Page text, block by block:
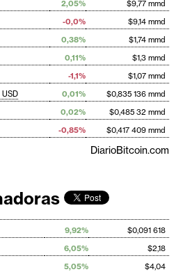
2,05%
$9,77 mmd
-0,0%
$9,14 mmd
0,38%
$1,74 mmd
0,11%
$1,3 mmd
-1,1%
$1,07 mmd
0,01%
$0,835 136 mmd
0,02%
$0,485 32 mmd
-0,85% $0,417 409 mmd
DiarioBitcoin.com
9,92%
$0,091 618
6,05%
$2,18
5,05%
$4,04